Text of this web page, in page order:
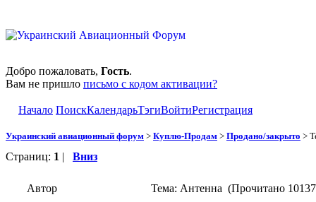
Добро пожаловать, Гость.
Вам не пришло письмо с кодом активации?
Начало ПоискКалендарьТэгиВойтиРегистрация
Украинский авиационный форум > Куплю-Продам > Продано/закрыто >
Страниц: 1 | Вниз
Автор
Тема: Антенна (Прочитано 10137